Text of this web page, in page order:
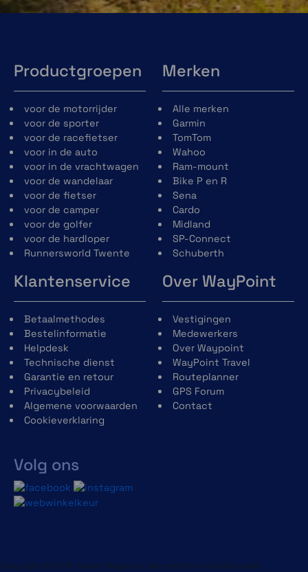
Productgroepen
voor de motorrijder
voor de sporter
voor de racefietser
voor in de auto
voor in de vrachtwagen
voor de wandelaar
voor de fietser
voor de camper
voor de golfer
voor de hardloper
Runnersworld Twente
Merken
Alle merken
Garmin
TomTom
Wahoo
Ram-mount
Bike P en R
Sena
Cardo
Midland
SP-Connect
Schuberth
Klantenservice
Betaalmethodes
Bestelinformatie
Helpdesk
Technische dienst
Garantie en retour
Privacybeleid
Algemene voorwaarden
Cookieverklaring
Volg ons
Over WayPoint
Vestigingen
Medewerkers
Over Waypoint
WayPoint Travel
Routeplanner
GPS Forum
Contact
Copyright © 2013-heden Magento. Alle rechten voorbehouden.